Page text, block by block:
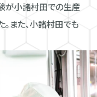
が小諸村田での生産
また、小諸村田でも